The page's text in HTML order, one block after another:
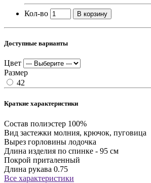
Кол-во В корзину
Доступные варианты
Цвет
Размер
42
Краткие характеристики
Состав полиэстер 100%
Вид застежки молния, крючок, пуговица
Вырез горловины лодочка
Длина изделия по спинке - 95 см
Покрой приталенный
Длина рукава 0.75
Все характеристики